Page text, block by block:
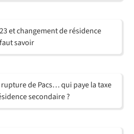
et changement de résidence
savoir
de Pacs… qui paye la taxe
secondaire ?